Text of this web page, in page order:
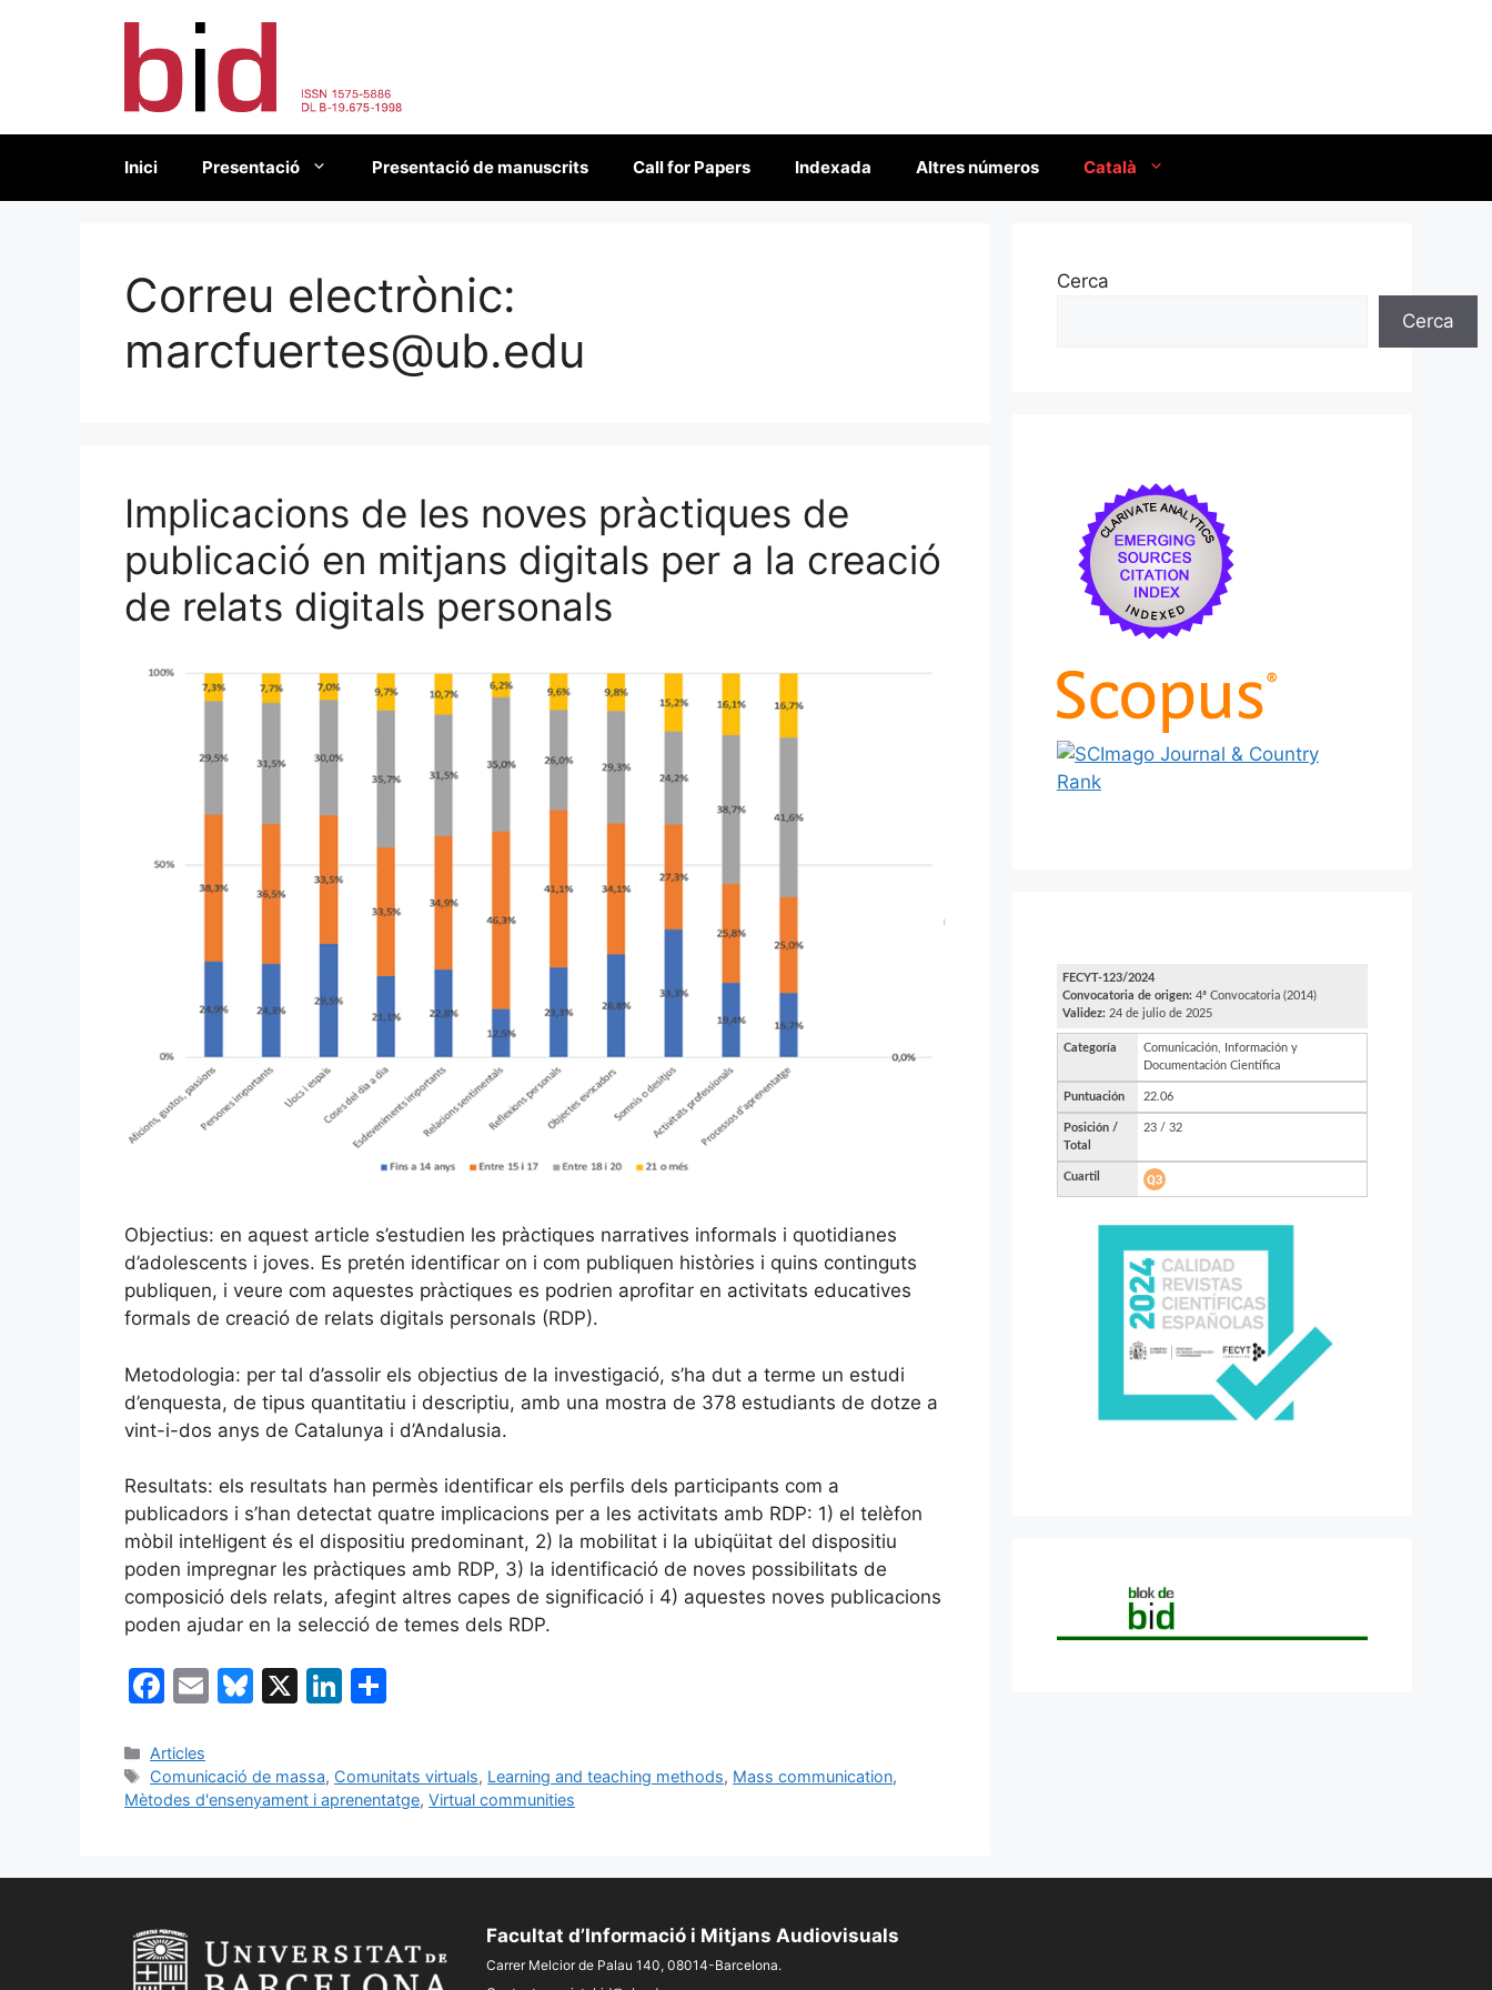
Inici Presentació Presentació de manuscrits Call for Papers Indexada Altres números Català
Correu electrònic:
marcfuertes@ub.edu
Implicacions de les noves pràctiques de
publicació en mitjans digitals per a la creació
de relats digitals personals
Objectius: en aquest article s’estudien les pràctiques narratives informals i quotidianes
d’adolescents i joves. Es pretén identificar on i com publiquen històries i quins continguts
publiquen, i veure com aquestes pràctiques es podrien aprofitar en activitats educatives
formals de creació de relats digitals personals (RDP).
Metodologia: per tal d’assolir els objectius de la investigació, s’ha dut a terme un estudi
d’enquesta, de tipus quantitatiu i descriptiu, amb una mostra de 378 estudiants de dotze a
vint-i-dos anys de Catalunya i d’Andalusia.
Resultats: els resultats han permès identificar els perfils dels participants com a
publicadors i s’han detectat quatre implicacions per a les activitats amb RDP: 1) el telèfon
mòbil intel·ligent és el dispositiu predominant, 2) la mobilitat i la ubiqüitat del dispositiu
poden impregnar les pràctiques amb RDP, 3) la identificació de noves possibilitats de
composició dels relats, afegint altres capes de significació i 4) aquestes noves publicacions
poden ajudar en la selecció de temes dels RDP.
F
c
e
k
E
l
Bl
s
X
Li
e p
Categories
Articles
Etiquetes
Comunicació de massa, Comunitats virtuals, Learning and teaching methods, Mass communication,
Mètodes d'ensenyament i aprenentatge, Virtual communities
Cerca
Cerca
Facultat d’Informació i Mitjans Audiovisuals
Carrer Melcior de Palau 140, 08014-Barcelona.